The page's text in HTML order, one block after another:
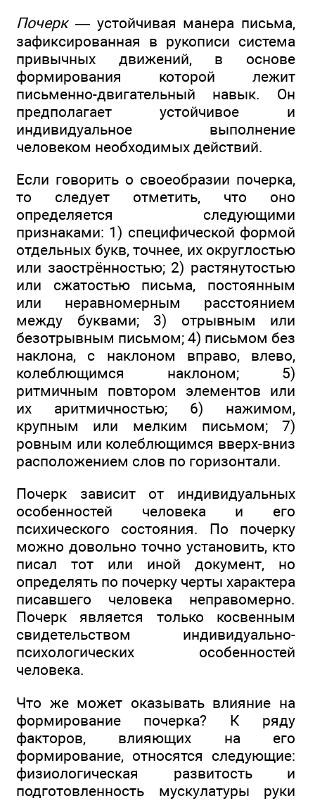
Почерк— устойчивая манера письма,
зафиксированная в рукописи система
привычных движений, в основе
формирования которой лежит
письменно-двигательный навык. Он
предполагает устойчивое и
индивидуальное выполнение
человеком необходимых действий.
Если говорить о своеобразии почерка,
то следует отметить, что оно
определяется следующими
признаками: 1) специфической формой
отдельных букв, точнее, их округлостью
или заострённостью; 2) растянутостью
или сжатостью письма, постоянным
или неравномерным расстоянием
между буквами; 3) отрывным или
безотрывным письмом; 4) письмом без
наклона, с наклоном вправо, влево,
колеблющимся наклоном; 5)
ритмичным повтором элементов или
их аритмичностью; 6) нажимом,
крупным или мелким письмом; 7)
ровным или колеблющимся вверх-вниз
расположением слов по горизонтали.
Почерк зависит от индивидуальных
особенностей человека и его
психического состояния. По почерку
можно довольно точно установить, кто
писал тот или иной документ, но
определять по почерку черты характера
писавшего человека неправомерно.
Почерк является только косвенным
свидетельством индивидуально-
психологических особенностей
человека.
Что же может оказывать влияние на
формирование почерка? К ряду
факторов, влияющих на его
формирование, относятся следующие:
физиологическая развитость и
подготовленность мускулатуры руки